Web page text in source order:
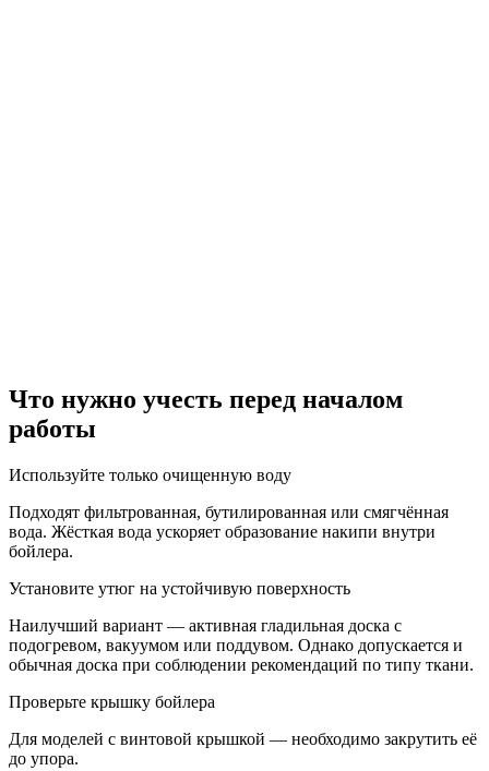
Что нужно учесть перед началом
работы
Используйте только очищенную воду
Подходят фильтрованная, бутилированная или смягчённая
вода. Жёсткая вода ускоряет образование накипи внутри
бойлера.
Установите утюг на устойчивую поверхность
Наилучший вариант — активная гладильная доска с
подогревом, вакуумом или поддувом. Однако допускается и
обычная доска при соблюдении рекомендаций по типу ткани.
Проверьте крышку бойлера
Для моделей с винтовой крышкой — необходимо закрутить её
до упора.